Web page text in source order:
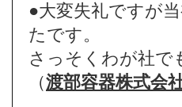
●大変失礼ですが
たです。
さっそくわが社で
（渡部容器株式会